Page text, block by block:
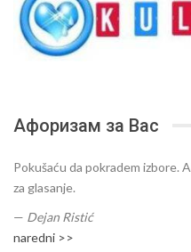
Афоризам за Вас
Pokušaću da pokradem izbore.
za glasanje.
— Dejan Ristić
naredni >>